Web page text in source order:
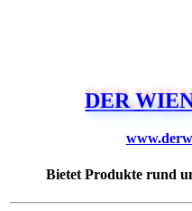
DER
Bietet Produkte rund